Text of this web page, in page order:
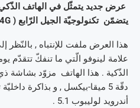
يتضمّن تكنولوجيّة الجيل الرّابع ( 4G ) .
هذا العرض ملفت للإنتباه ,
علامة لينوفو الّتي ما تنفكّ تتقدّم
أندرويد لوليبوب 5.1 .